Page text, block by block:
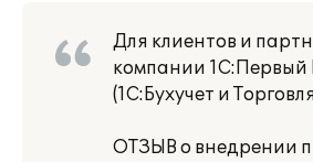
Для клиентов и
компании 1С:Первый
(1С:Бухучет и
ОТЗЫВ о внедрении